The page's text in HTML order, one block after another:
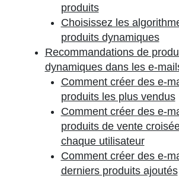
produits
Choisissez les
produits dynamiques
Recommandations de
dynamiques dans les e-
Comment créer des e-
produits les plus vendus
Comment créer des e-
produits de vente
chaque utilisateur
Comment créer des e-
derniers produits ajoutés